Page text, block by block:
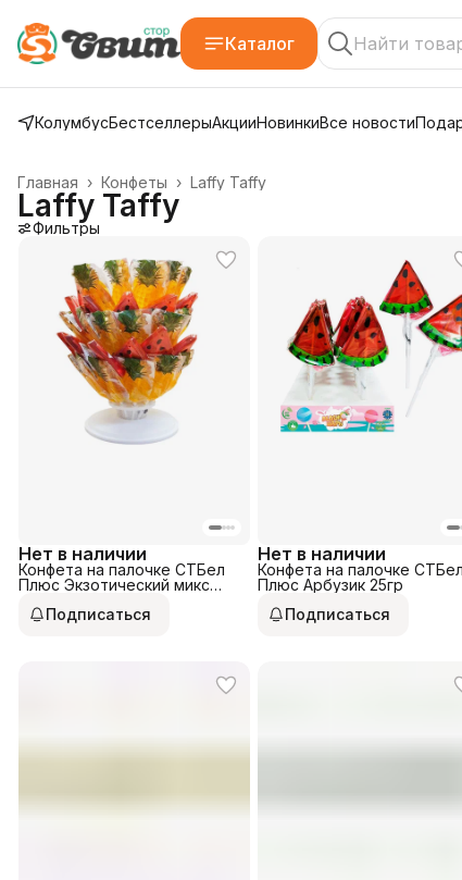
Каталог
КолумбусБестселлерыАкцииНовинкиВсе новости
Laffy Taffy
Конфеты ›
Главная ›
Laffy Taffy
Фильтры
Нет в наличии
Конфета на палочке СТБел
Плюс Экзотический микс
Подписаться
Нет в наличии
Конфета на палочке СТБел
Плюс Арбузик 25гр
Подписаться